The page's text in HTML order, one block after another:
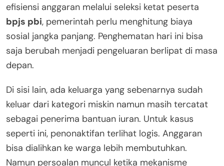
efisiensi anggaran melalui seleksi ketat peserta
bpjs pbi, pemerintah perlu menghitung biaya
sosial jangka panjang. Penghematan hari ini bisa
saja berubah menjadi pengeluaran berlipat di masa
depan.
Di sisi lain, ada keluarga yang sebenarnya sudah
keluar dari kategori miskin namun masih tercatat
sebagai penerima bantuan iuran. Untuk kasus
seperti ini, penonaktifan terlihat logis. Anggaran
bisa dialihkan ke warga lebih membutuhkan.
Namun persoalan muncul ketika mekanisme